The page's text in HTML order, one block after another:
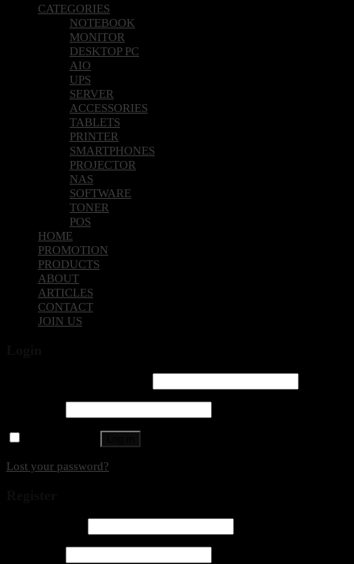
CATEGORIES
NOTEBOOK
MONITOR
DESKTOP PC
AIO
UPS
SERVER
ACCESSORIES
TABLETS
PRINTER
SMARTPHONES
PROJECTOR
NAS
SOFTWARE
TONER
POS
HOME
PROMOTION
PRODUCTS
ABOUT
ARTICLES
CONTACT
JOIN US
Lost your password?